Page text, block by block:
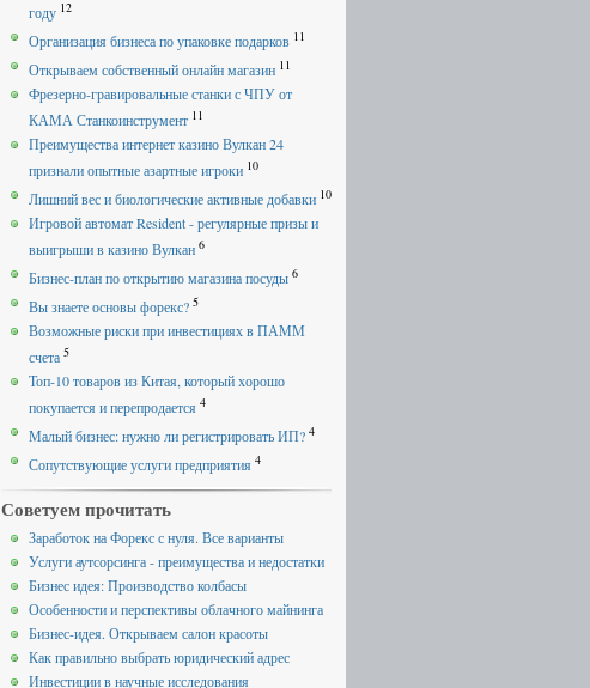
году 12
Организация бизнеса по упаковке подарков 11
Открываем собственный онлайн магазин 11
Фрезерно-гравировальные станки с ЧПУ от
КАМА Станкоинструмент 11
Преимущества интернет казино Вулкан 24
признали опытные азартные игроки 10
Лишний вес и биологические активные добавки 10
Игровой автомат Resident - регулярные призы и
выигрыши в казино Вулкан 6
Бизнес-план по открытию магазина посуды 6
Вы знаете основы форекс? 5
Возможные риски при инвестициях в ПАММ
счета 5
Топ-10 товаров из Китая, который хорошо
покупается и перепродается 4
Малый бизнес: нужно ли регистрировать ИП? 4
Сопутствующие услуги предприятия 4
Советуем прочитать
Заработок на Форекс с нуля. Все варианты
Услуги аутсорсинга - преимущества и недостатки
Бизнес идея: Производство колбасы
Особенности и перспективы облачного майнинга
Бизнес-идея. Открываем салон красоты
Как правильно выбрать юридический адрес
Инвестиции в научные исследования